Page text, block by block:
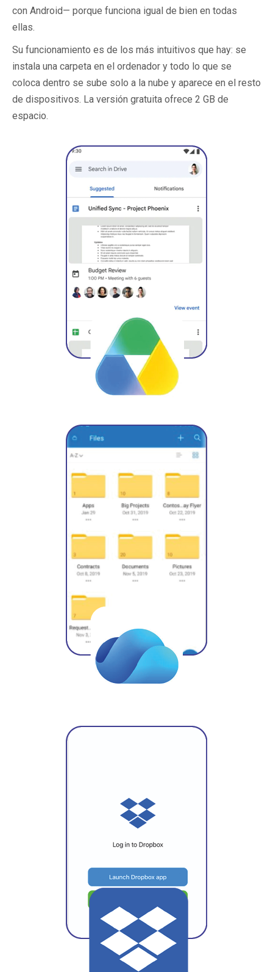
con Android— porque funciona igual de bien en todas
ellas.
Su funcionamiento es de los más intuitivos que hay: se
instala una carpeta en el ordenador y todo lo que se
coloca dentro se sube solo a la nube y aparece en el resto
de dispositivos. La versión gratuita ofrece 2 GB de
espacio.